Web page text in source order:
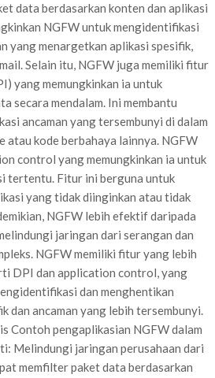
data berdasarkan konten dan aplikasi
NGFW untuk mengidentifikasi
yang menargetkan aplikasi spesifik,
Selain itu, NGFW juga memiliki fitur
yang memungkinkan ia untuk
secara mendalam. Ini membantu
ancaman yang tersembunyi di dalam
atau kode berbahaya lainnya. NGFW
control yang memungkinkan ia untuk
tertentu. Fitur ini berguna untuk
yang tidak diinginkan atau tidak
NGFW lebih efektif daripada
jaringan dari serangan dan
NGFW memiliki fitur yang lebih
DPI dan application control, yang
dan menghentikan
dan ancaman yang lebih tersembunyi.
Contoh pengaplikasian NGFW dalam
Melindungi jaringan perusahaan dari
memfilter paket data berdasarkan